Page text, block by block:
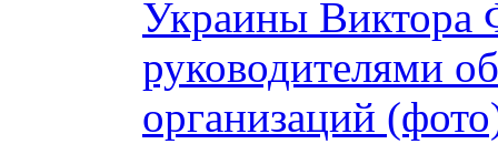
Украины Виктора
руководителями
организаций